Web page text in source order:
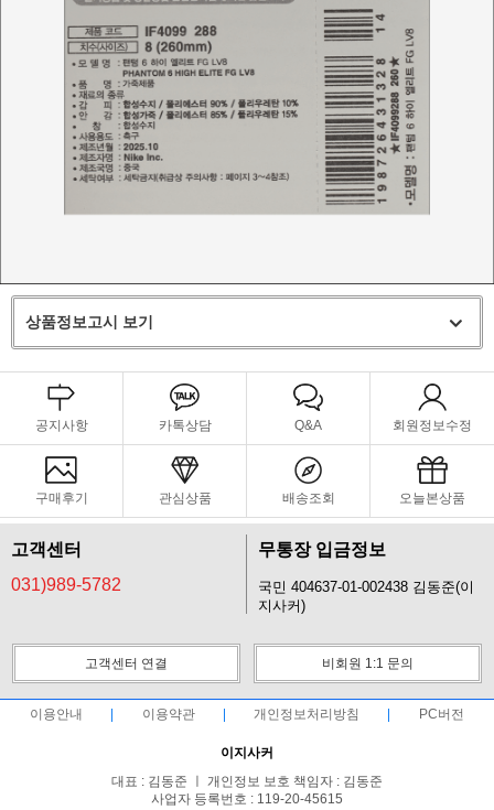
상품정보고시 보기
공지사항 카톡상담 Q&A 회원정보수정
구매후기 관심상품 배송조회 오늘본상품
고객센터
031)989-5782
무통장 입금정보
국민 404637-01-002438 김동준(이
지사커)
고객센터 연결 비회원 1:1 문의
이용안내 이용약관 개인정보처리방침 PC버전
이지사커
대표 : 김동준 ㅣ 개인정보 보호 책임자 : 김동준
사업자 등록번호 : 119-20-45615